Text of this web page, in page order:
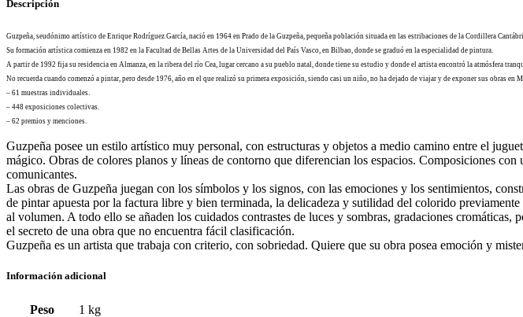
Descripción
Guzpeña, seudónimo artístico de Enrique Rodríguez García, nació en 1964 en Prado de la Guzpeña, pequeña población situada en las estribaciones de la Cordillera
Su formación artística comienza en 1982 en la Facultad de Bellas Artes de la Universidad del País Vasco, en Bilbao, donde se graduó en la especialidad de pintura.
A partir de 1992 fija su residencia en Almanza, en la ribera del río Cea, lugar cercano a su pueblo natal, donde tiene su estudio y donde el artista encontró la atmósfera
No recuerda cuando comenzó a pintar, pero desde 1976, año en el que realizó su primera exposición, siendo casi un niño, no ha dejado de viajar y de exponer sus obras en
– 61 muestras individuales.
– 448 exposiciones colectivas.
– 62 premios y menciones.
Guzpeña posee un estilo artístico muy personal, con estructuras y objetos a medio camino entre el
mágico. Obras de colores planos y líneas de contorno que diferencian los espacios. Composiciones
comunicantes.
Las obras de Guzpeña juegan con los símbolos y los signos, con las emociones y los sentimientos,
de pintar apuesta por la factura libre y bien terminada, la delicadeza y sutilidad del colorido
al volumen. A todo ello se añaden los cuidados contrastes de luces y sombras, gradaciones
el secreto de una obra que no encuentra fácil clasificación.
Guzpeña es un artista que trabaja con criterio, con sobriedad. Quiere que su obra posea emoción y
Información adicional
Peso
1 kg